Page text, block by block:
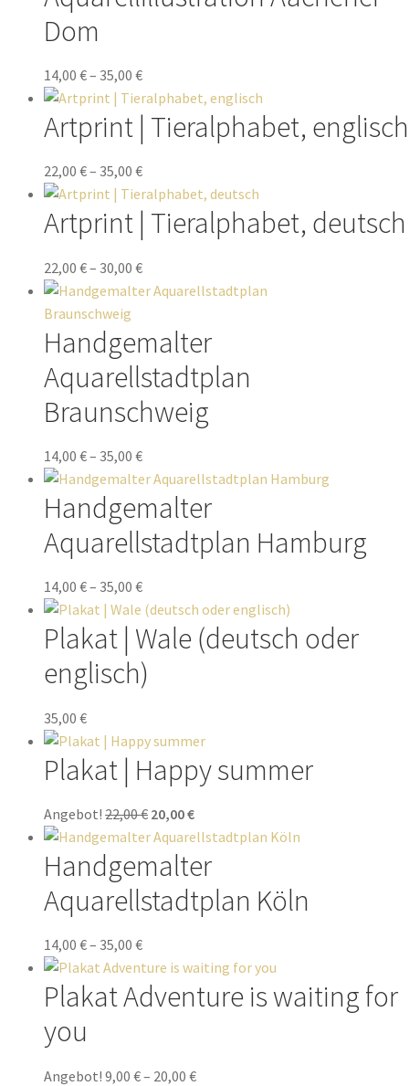
Dom
14,00 €– 35,00 €
Artprint | Tieralphabet, englisch
22,00 €– 35,00 €
Artprint | Tieralphabet, deutsch
22,00 €– 30,00 €
Handgemalter
Aquarellstadtplan
Braunschweig
14,00 €– 35,00 €
Handgemalter
Aquarellstadtplan Hamburg
14,00 €– 35,00 €
Plakat | Wale (deutsch oder
englisch)
35,00 €
Plakat | Happy summer
Angebot! 22,00€ 20,00€
Handgemalter
Aquarellstadtplan Köln
14,00 €– 35,00 €
Plakat Adventure is waiting for
you
Angebot! 9,00 €– 20,00 €